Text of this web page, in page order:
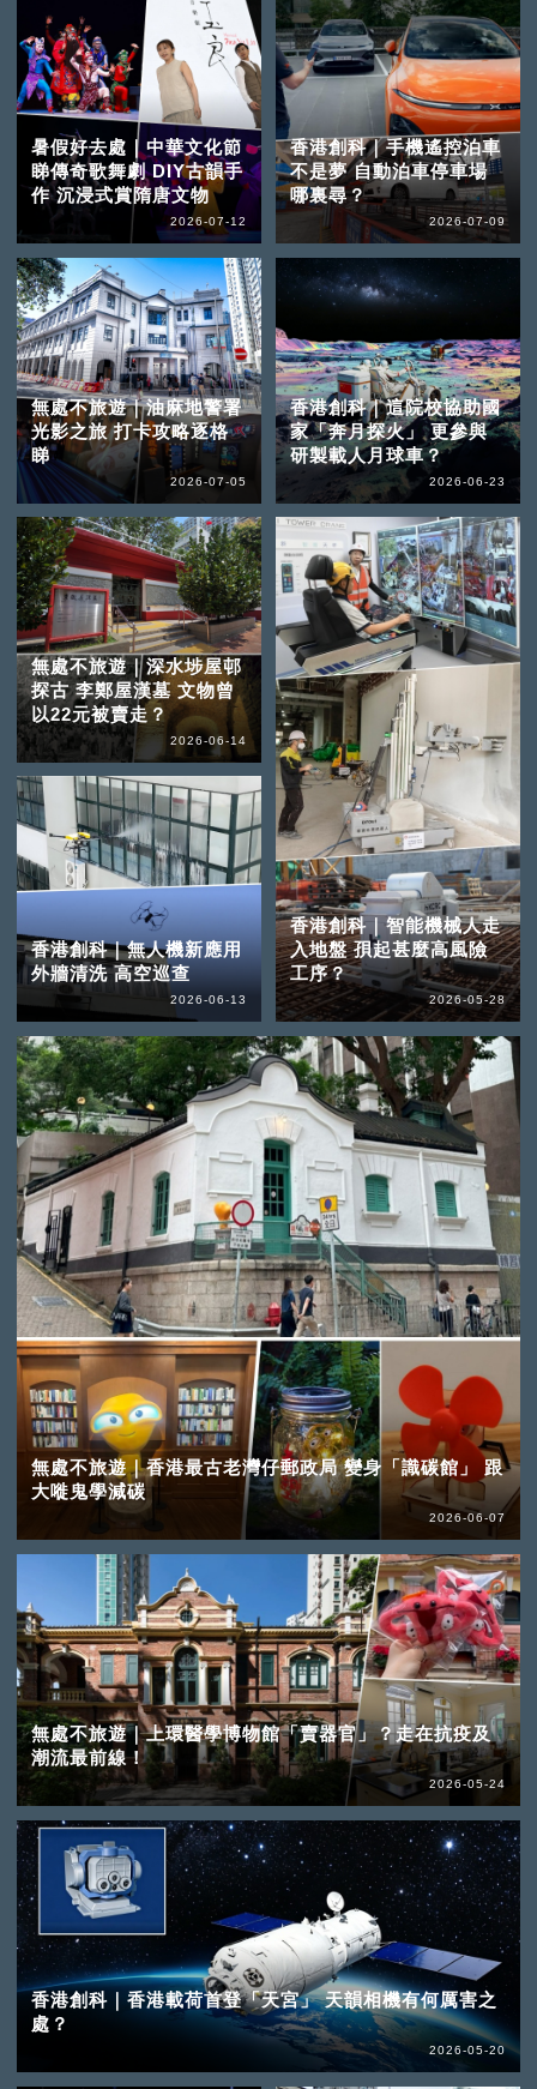
暑假好去處｜中華文化節
睇傳奇歌舞劇 DIY古韻手
作 沉浸式賞隋唐文物
2026-07-12
香港創科｜手機遙控泊車
不是夢 自動泊車停車場
哪裏尋？
2026-07-09
無處不旅遊｜油麻地警署
光影之旅 打卡攻略逐格
睇
2026-07-05
香港創科｜這院校協助國
家「奔月探火」 更參與
研製載人月球車？
2026-06-23
無處不旅遊｜深水埗屋邨
探古 李鄭屋漢墓 文物曾
以22元被賣走？
2026-06-14
香港創科｜無人機新應用
外牆清洗 高空巡查
2026-06-13
無處不旅遊｜香港最古老灣仔郵政局 變身「識碳館」 跟
大嘥鬼學減碳
2026-06-07
香港創科｜智能機械人走
入地盤 孭起甚麼高風險
工序？
2026-05-28
無處不旅遊｜上環醫學博物館「賣器官」？走在抗疫及
潮流最前線！
2026-05-24
香港創科｜香港載荷首登「天宮」 天韻相機有何厲害之
處？
2026-05-20